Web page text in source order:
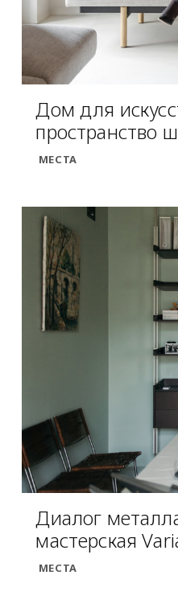
Дом для
пространство
МЕСТА
Диалог
мастерская
МЕСТА